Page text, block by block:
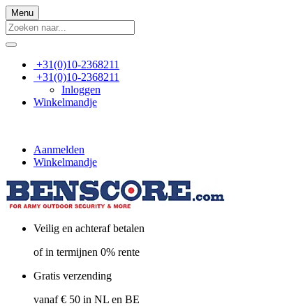
Menu
+31(0)10-2368211
+31(0)10-2368211
Inloggen
Winkelmandje
Aanmelden
Winkelmandje
Veilig en achteraf betalen
of in termijnen 0% rente
Gratis verzending
vanaf € 50 in NL en BE